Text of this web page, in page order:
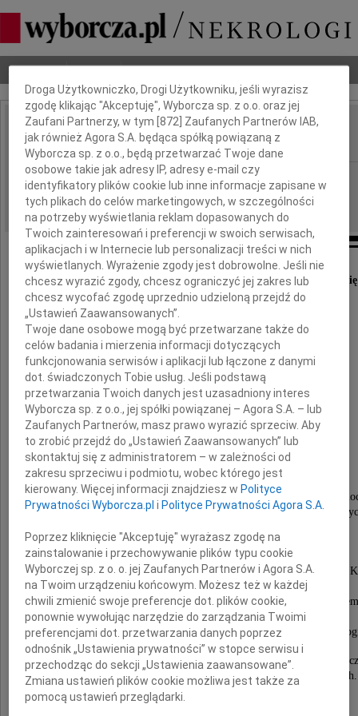
Nekrologi Odeszli Poradnik pogrzebowy
IMIĘ I NAZWISKO: Katarzyna Małecka
REGION: Kraków
DATA EMISJI: 26.02.2013
Wszystkim , którzy w czasie choroby opiekowali się
Ukochaną Żoną i Mamą
Katarzyną Małecką
a po jej śmierci okazali nam współczucie i
oraz uczestniczyli w uroczystościach
W szczególności dziękujemy
Lekarzom i Personelowi medycznemu krakowskich
Onkologii w szczególności
Panu Profesorowi Krzysztofowi
i Pani Doktor Joannie Streb,
I Chirurgii, Endokrynologii, Instytutu
Dziękujemy Przyjaciołom z Kliniki Chorób
którzy opiekowali się nią w jej ostatnich dniach.
Wyrazy podziękowania składamy wszystkim
Dbamy o Twoją prywatność
Droga Użytkowniczko, Drogi Użytkowniku, jeśli wyrazisz
zgodę klikając "Akceptuję", Wyborcza sp. z o.o. oraz jej
Zaufani Partnerzy, w tym [872 ] Zaufanych Partnerów IAB,
jak również Agora S.A. będąca spółką powiązaną z
Wyborcza sp. z o.o., będą przetwarzać Twoje dane
osobowe takie jak adresy IP, adresy e-mail czy
identyfikatory plików cookie lub inne informacje zapisane w
tych plikach do celów marketingowych, w szczególności
na potrzeby wyświetlania reklam dopasowanych do
Twoich zainteresowań i preferencji w swoich serwisach,
aplikacjach i w Internecie lub personalizacji treści w nich
wyświetlanych. Wyrażenie zgody jest dobrowolne. Jeśli nie
chcesz wyrazić zgody, chcesz ograniczyć jej zakres lub
chcesz wycofać zgodę uprzednio udzieloną przejdź do
„Ustawień Zaawansowanych”.
Twoje dane osobowe mogą być przetwarzane także do
celów badania i mierzenia informacji dotyczących
funkcjonowania serwisów i aplikacji lub łączone z danymi
dot. świadczonych Tobie usług. Jeśli podstawą
przetwarzania Twoich danych jest uzasadniony interes
Wyborcza sp. z o.o., jej spółki powiązanej – Agora S.A. – lub
Zaufanych Partnerów, masz prawo wyrazić sprzeciw. Aby
to zrobić przejdź do „Ustawień Zaawansowanych” lub
skontaktuj się z administratorem – w zależności od
zakresu sprzeciwu i podmiotu, wobec którego jest
kierowany. Więcej informacji znajdziesz w Polityce
Prywatności Wyborcza.pl i Polityce Prywatności Agora S.A.
Poprzez kliknięcie "Akceptuję" wyrażasz zgodę na
zainstalowanie i przechowywanie plików typu cookie
Wyborczej sp. z o. o. jej Zaufanych Partnerów i Agora S.A.
na Twoim urządzeniu końcowym. Możesz też w każdej
chwili zmienić swoje preferencje dot. plików cookie,
ponownie wywołując narzędzie do zarządzania Twoimi
preferencjami dot. przetwarzania danych poprzez
odnośnik „Ustawienia prywatności” w stopce serwisu i
przechodząc do sekcji „Ustawienia zaawansowane”.
Zmiana ustawień plików cookie możliwa jest także za
pomocą ustawień przeglądarki.